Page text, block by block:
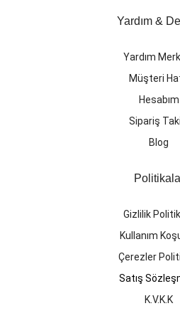
Yardım &
Yardım
Müşteri
Hesabım
Sipariş
Blog
Gizlilik
Kullanım
Çerezler
Satış
K.V.K.K